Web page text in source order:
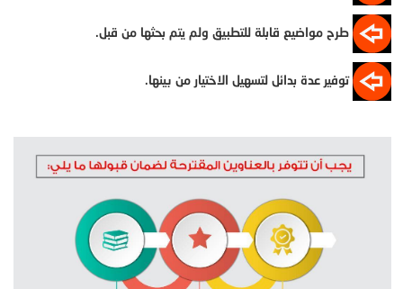
طرح مواضيع قابلة للتطبيق ولم يتم بحثها من قبل.
توفير عدة بدائل لتسهيل الاختيار من بينها.